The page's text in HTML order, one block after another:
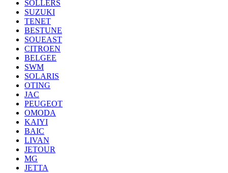
SOLLERS
SUZUKI
TENET
BESTUNE
SOUEAST
CITROEN
BELGEE
SWM
SOLARIS
OTING
JAC
PEUGEOT
OMODA
KAIYI
BAIC
LIVAN
JETOUR
MG
JETTA